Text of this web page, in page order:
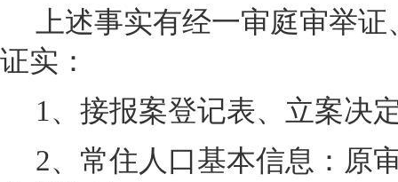
上述事实有经一审庭审举
证实：
1 、接报案登记表、立案决
2、常住人口基本信息：原